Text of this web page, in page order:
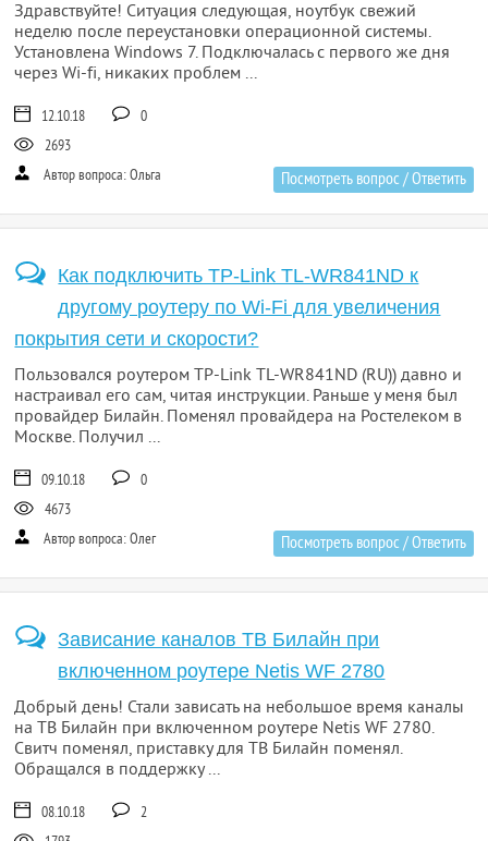
Здравствуйте! Ситуация следующая, ноутбук свежий
неделю после переустановки операционной системы.
Установлена Windows 7. Подключалась с первого же дня
через Wi-fi, никаких проблем ...
12.10.18
0
2693
Автор вопроса: Ольга
Посмотреть вопрос / Ответить
Как подключить TP-Link TL-WR841ND к
другому роутеру по Wi-Fi для увеличения
покрытия сети и скорости?
Пользовался роутером TP-Link TL-WR841ND (RU)) давно и
настраивал его сам, читая инструкции. Раньше у меня был
провайдер Билайн. Поменял провайдера на Ростелеком в
Москве. Получил ...
09.10.18
0
4673
Автор вопроса: Олег
Посмотреть вопрос / Ответить
Зависание каналов ТВ Билайн при
включенном роутере Netis WF 2780
Добрый день! Стали зависать на небольшое время каналы
на ТВ Билайн при включенном роутере Netis WF 2780.
Свитч поменял, приставку для ТВ Билайн поменял.
Обращался в поддержку ...
08.10.18
2